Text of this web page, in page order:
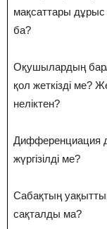
мақсаттары дұрыс
ба?
Оқушылардың
қол жеткізді ме?
неліктен?
Дифференциация
жүргізілді ме?
Сабақтың
сақталды ма?